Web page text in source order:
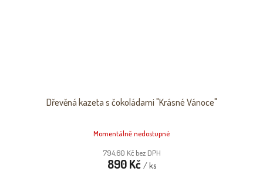
Dřevěná kazeta s čokoládami "Krásné Vánoce"
Momentálně nedostupné
794,60 Kč bez DPH
890 Kč / ks